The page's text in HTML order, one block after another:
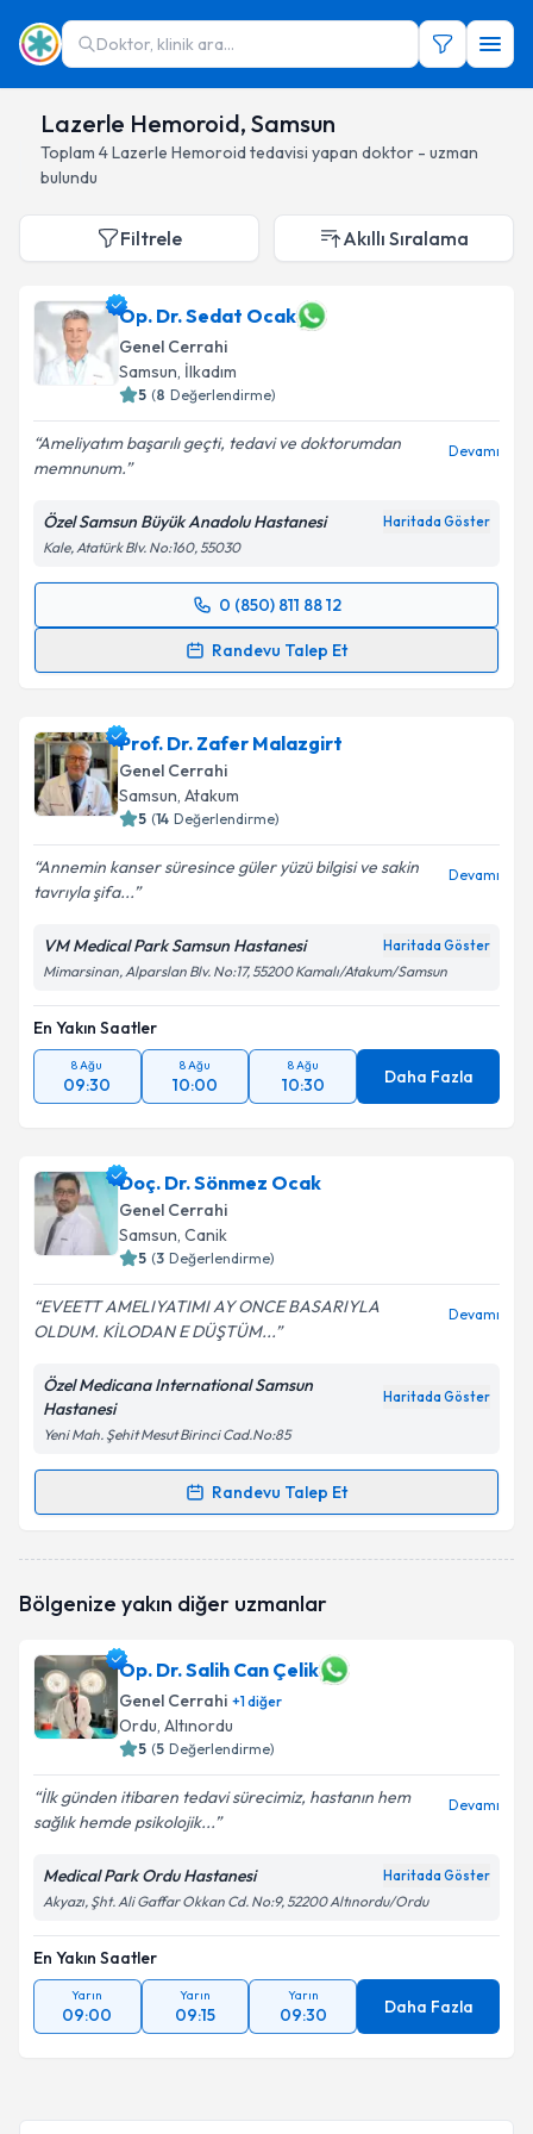
Doktor, klinik ara...
Lazerle Hemoroid, Samsun
Toplam 4Lazerle Hemoroid tedavisi yapan doktor - uzman
bulundu
Filtrele Akıllı Sıralama
Op. Dr. Sedat Ocak
Genel Cerrahi
Samsun, İlkadım
5 (8 Değerlendirme)
Ameliyatım başarılı geçti, tedavi ve doktorumdan
memnunum.
Devamı
Özel Samsun Büyük Anadolu Hastanesi Haritada Göster
Kale, Atatürk Blv. No:160, 55030
0 (850) 811 88 12
Randevu Talep Et
Randevu Takvimi Talebi
takvim hazırlandığında e-posta ile bilgilendireceğiz.
E-posta Adresiniz
kapsamda işlenmesini kabul ediyorum.
Prof. Dr. Zafer Malazgirt
Genel Cerrahi
Samsun, Atakum
5 (14 Değerlendirme)
Annemin kanser süresince güler yüzü bilgisi ve sakin
tavrıyla şifa...
Devamı
VM Medical Park Samsun Hastanesi Haritada Göster
Mimarsinan, Alparslan Blv. No:17, 55200 Kamalı/Atakum/Samsun
En Yakın Saatler
8 Ağu
09:30
8 Ağu
10:00
8 Ağu
10:30 Daha Fazla
Doç. Dr. Sönmez Ocak
Genel Cerrahi
Samsun, Canik
5 (3 Değerlendirme)
EVEETT AMELIYATIMI AY ONCE BASARIYLA
OLDUM. KİLODAN E DÜŞTÜM...
Devamı
Özel Medicana International Samsun
Hastanesi
Haritada Göster
Yeni Mah. Şehit Mesut Birinci Cad.No:85
Randevu Talep Et
Randevu Takvimi Talebi
oluşturun. Size bu uzmandan randevu almanız için bir
E-posta Adresiniz
Kişisel verilerimin işlenmesine ilişkinAydınlatma
Metni'ni okudum ve kişisel verilerimin belirtilen
Bölgenize yakın diğer uzmanlar
Op. Dr. Salih Can Çelik
Genel Cerrahi +1diğer
Ordu, Altınordu
5 (5 Değerlendirme)
İlk günden itibaren tedavi sürecimiz, hastanın hem
sağlık hemde psikolojik...
Devamı
Medical Park Ordu Hastanesi Haritada Göster
Akyazı, Şht. Ali Gaffar Okkan Cd. No:9, 52200 Altınordu/Ordu
En Yakın Saatler
Yarın
09:00
Yarın
09:15
Yarın
09:30 Daha Fazla